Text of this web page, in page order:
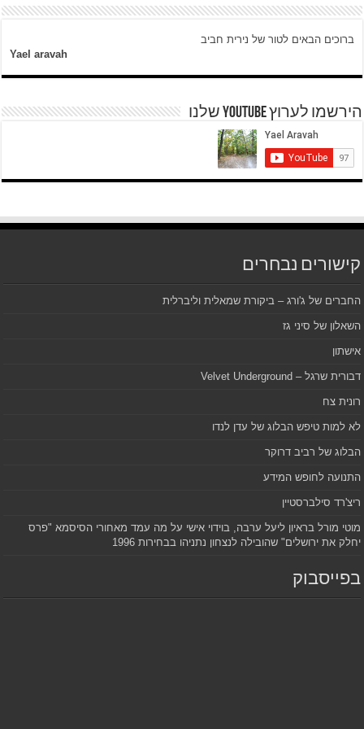
ברוכים הבאים לטור של נירית חביב
Yael aravah
הירשמו לערוץ YOUTUBE שלנו
קישורים נבחרים
החברים של ג'ורג – ביקורת שמאלית וליברלית
השאלון של סיני גז
אישתון
דבורית שרגל – Velvet Underground
רונית צח
לא למות טיפש הבלוג של עדן לנדו
הבלוג של רביב דרוקר
התנועה לחופש המידע
ריצ'רד סילברסטיין
מוטי מורל בראיון ליעל ערבה, בוידוי אישי על מה עמד מאחורי הסיסמא "פרס
יחלק את ירושלים" שהובילה לנצחון נתניהו בבחירות 1996
בפייסבוק